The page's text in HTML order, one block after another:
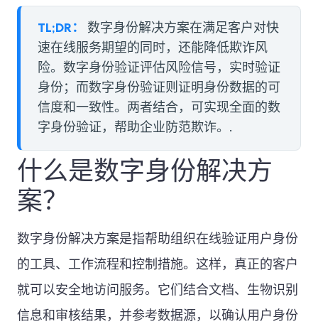
TL;DR：
数字身份解决方案在满足客户对快
速在线服务期望的同时，还能降低欺诈风
险。数字身份验证评估风险信号，实时验证
身份；而数字身份验证则证明身份数据的可
信度和一致性。两者结合，可实现全面的数
字身份验证，帮助企业防范欺诈。.
什么是数字身份解决方
案？
数字身份解决方案是指帮助组织在线验证用户身份
的工具、工作流程和控制措施。这样，真正的客户
就可以安全地访问服务。它们结合文档、生物识别
信息和审核结果，并参考数据源，以确认用户身份